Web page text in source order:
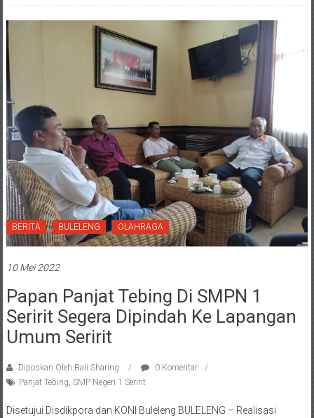
BERITA BULELENG OLAHRAGA
10 Mei 2022
Papan Panjat Tebing Di SMPN 1
Seririt Segera Dipindah Ke Lapangan
Umum Seririt
Diposkan Oleh:Bali Sharing
0 Komentar
Panjat Tebing SMP Negeri 1 Seririt
Disetujui Disdikpora dan KONI Buleleng BULELENG – Realisasi